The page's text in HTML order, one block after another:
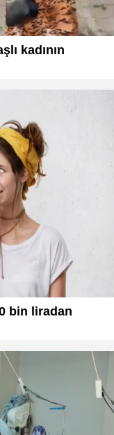
kadının
bin liradan